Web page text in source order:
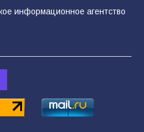
наград с областных
информационное агентство